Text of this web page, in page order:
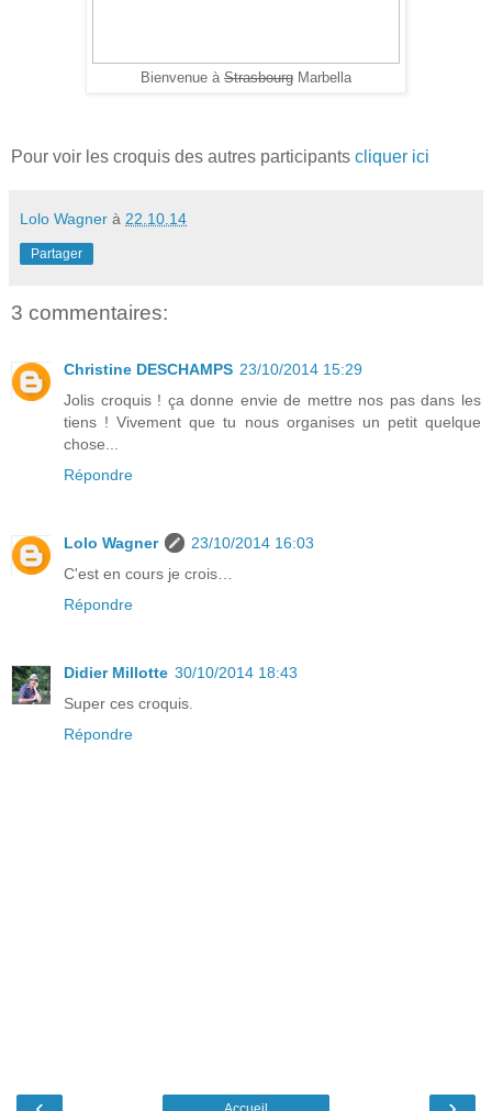
Bienvenue à Strasbourg Marbella
Pour voir les croquis des autres participants cliquer ici
Lolo Wagner à 22.10.14
Partager
3 commentaires:
Christine DESCHAMPS 23/10/2014 15:29
Jolis croquis ! ça donne envie de mettre nos pas dans les
tiens ! Vivement que tu nous organises un petit quelque
chose...
Répondre
Lolo Wagner
23/10/2014 16:03
C'est en cours je crois…
Répondre
Didier Millotte 30/10/2014 18:43
Super ces croquis.
Répondre